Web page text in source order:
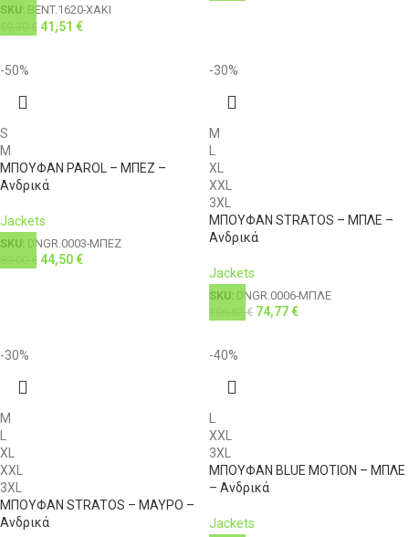
SKU: BENT.1620-ΧΑΚΙ
€ 41,51 €
-50%
S
M
ΜΠΟΥΦΑΝ PAROL – ΜΠΕΖ –
Ανδρικά
Jackets
SKU: DNGR.0003-ΜΠΕΖ
€ 44,50€
-30%
M
XL
XXL
3XL
ΜΠΟΥΦΑΝ STRATOS – ΜΠΛΕ –
Ανδρικά
Jackets
SKU: DNGR.0006-ΜΠΛΕ
106,82€ 74,77€
-30%
M
XL
XXL
3XL
ΜΠΟΥΦΑΝ STRATOS – ΜΑΥΡΟ –
Ανδρικά
-40%
XXL
3XL
ΜΠΟΥΦΑΝ BLUE MOTION – ΜΠΛΕ
– Ανδρικά
Jackets